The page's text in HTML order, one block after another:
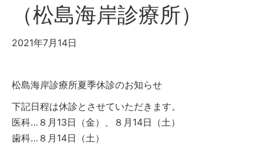
（松島海岸診療所）
2021年7月14日
松島海岸診療所夏季休診のお知らせ
下記日程は休診とさせていただきます。
医科…８月13日（金）、８月14日（土）
歯科…８月14日（土）